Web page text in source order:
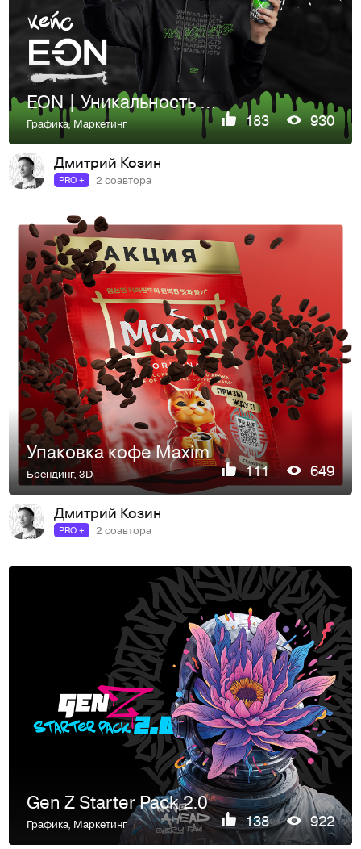
EON | Уникальность на репите
Графика,Маркетинг 183 930
Дмитрий Козин
PRO + 2 соавтора
Упаковка кофе Maxim
Брендинг,3D 111 649
Дмитрий Козин
PRO + 2 соавтора
Gen Z Starter Pack 2.0
Графика, Маркетинг 138 922